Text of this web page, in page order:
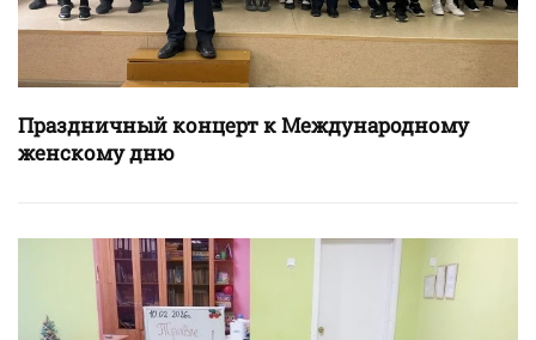
Праздничный концерт к Международному
женскому дню